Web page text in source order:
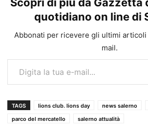
Scopri di più da Gazzetta
quotidiano on line di
Abbonati per ricevere gli ultimi
mail.
Digita la tua e-mail...
TAGS lions club. lions day news salerno
parco del mercatello
salerno attualità